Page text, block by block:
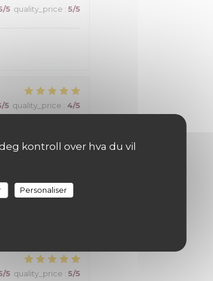
kontroll over hva du vil
Personaliser
/5 quality_price : 5/5
/5 quality_price : 4/5
aussi des
/5 quality_price : 5/5